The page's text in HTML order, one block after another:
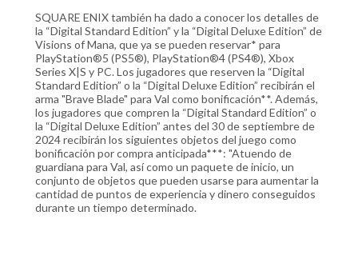
SQUARE ENIX también ha dado a conocer los detalles de
la “Digital Standard Edition” y la “Digital Deluxe Edition” de
Visions of Mana, que ya se pueden reservar* para
PlayStation®5 (PS5®), PlayStation®4 (PS4®), Xbox
Series X|S y PC. Los jugadores que reserven la “Digital
Standard Edition” o la “Digital Deluxe Edition” recibirán el
arma "Brave Blade" para Val como bonificación**. Además,
los jugadores que compren la “Digital Standard Edition” o
la “Digital Deluxe Edition” antes del 30 de septiembre de
2024 recibirán los siguientes objetos del juego como
bonificación por compra anticipada***: "Atuendo de
guardiana para Val, así como un paquete de inicio, un
conjunto de objetos que pueden usarse para aumentar la
cantidad de puntos de experiencia y dinero conseguidos
durante un tiempo determinado.